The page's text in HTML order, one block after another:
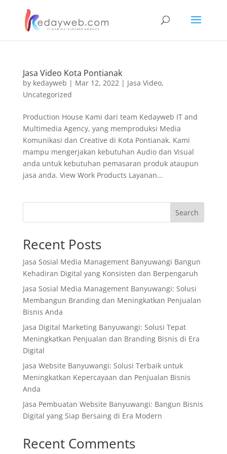
Jasa Video Kota Pontianak
by kedayweb | Mar 12, 2022| Jasa Video,
Uncategorized
Production House Kami dari team Kedayweb IT and
Multimedia Agency, yang memproduksi Media
Komunikasi dan Creative di Kota Pontianak. Kami
mampu mengerjakan kebutuhan Audio dan Visual
anda untuk kebutuhan pemasaran produk ataupun
jasa anda. View Work Products Layanan...
Search
Recent Posts
Jasa Sosial Media Management Banyuwangi Bangun
Kehadiran Digital yang Konsisten dan Berpengaruh
Jasa Sosial Media Management Banyuwangi: Solusi
Membangun Branding dan Meningkatkan Penjualan
Bisnis Anda
Jasa Digital Marketing Banyuwangi: Solusi Tepat
Meningkatkan Penjualan dan Branding Bisnis di Era
Digital
Jasa Website Banyuwangi: Solusi Terbaik untuk
Meningkatkan Kepercayaan dan Penjualan Bisnis
Anda
Jasa Pembuatan Website Banyuwangi: Bangun Bisnis
Digital yang Siap Bersaing di Era Modern
Recent Comments